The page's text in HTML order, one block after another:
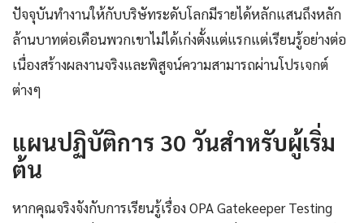
ปัจจุบันทำงานให้กับบริษัทระดับโลกมีรายได้หลักแสนถึงหลัก
ล้านบาทต่อเดือนพวกเขาไม่ได้เก่งตั้งแต่แรกแต่เรียนรู้อย่างต่อ
เนื่องสร้างผลงานจริงและพิสูจน์ความสามารถผ่านโปรเจกต์
ต่างๆ
แผนปฏิบัติการ 30 วันสำหรับผู้เริ่ม
ต้น
หากคุณจริงจังกับการเรียนรู้เรื่อง OPA Gatekeeper Testing